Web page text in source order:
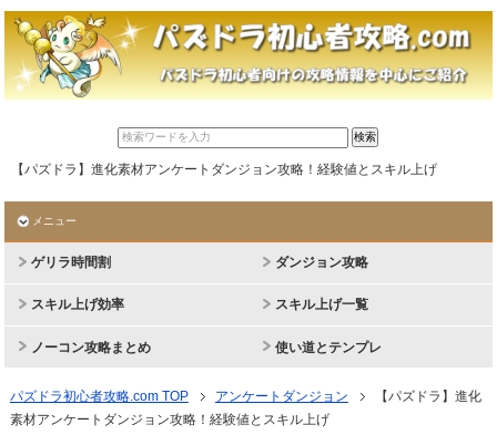
【パズドラ】進化素材アンケートダンジョン攻略！経験値とスキル上げ
メニュー
ゲリラ時間割 ダンジョン攻略
スキル上げ効率 スキル上げ一覧
ノーコン攻略まとめ 使い道とテンプレ
パズドラ初心者攻略.com TOP アンケートダンジョン
【パズドラ】進化
素材アンケートダンジョン攻略！経験値とスキル上げ